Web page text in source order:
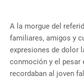
A la morgue del
familiares, amigos y
expresiones de dolor
conmoción y el pesar
recordaban al joven